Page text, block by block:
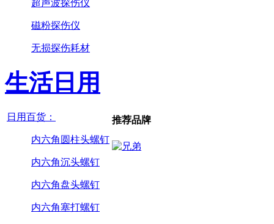
超声波探伤仪
磁粉探伤仪
无损探伤耗材
生活日用
日用百货：
内六角圆柱头螺钉
内六角沉头螺钉
内六角盘头螺钉
内六角塞打螺钉
推荐品牌